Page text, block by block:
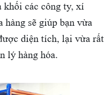
khối các công ty, xí
hàng sẽ giúp bạn vừa
diện tích, lại vừa rất
lý hàng hóa.